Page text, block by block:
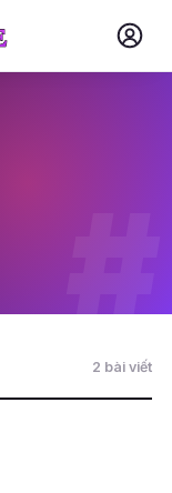
#
2 bài viết